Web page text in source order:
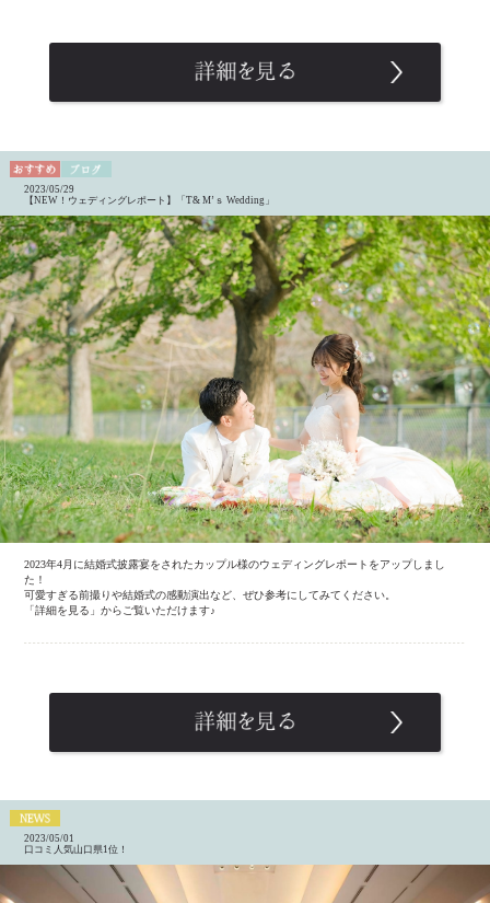
2023/05/29
【NEW！ウェディングレポート】「T& M’ｓ Wedding」
2023年4月に結婚式披露宴をされたカップル様のウェディングレポートをアップしまし
た！
可愛すぎる前撮りや結婚式の感動演出など、ぜひ参考にしてみてください。
「詳細を見る」からご覧いただけます♪
2023/05/01
口コミ人気山口県1位！